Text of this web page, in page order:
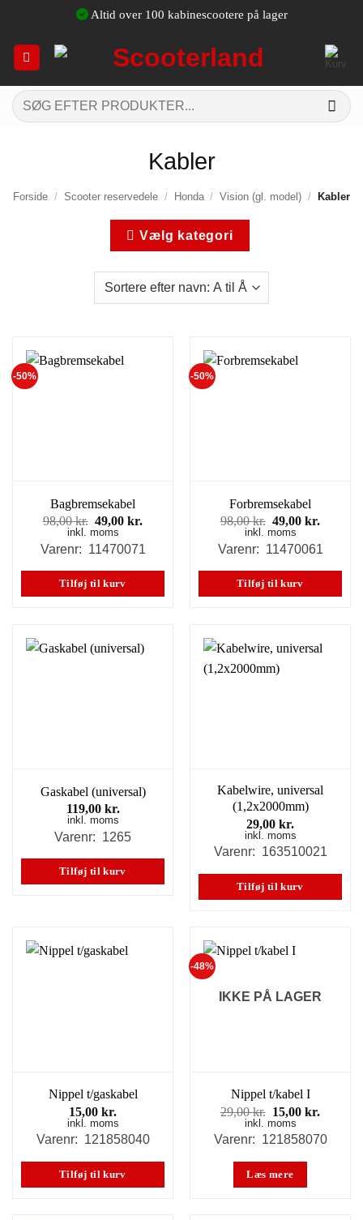
indhold
Altid over 100 kabinescootere på lager
Søg
efter:
Kabler
Forside / Scooter reservedele / Honda / Vision (gl. model) / Kabler
Vælg kategori
-50%
Bagbremsekabel
98,00kr. Den
oprindelige
pris
98,00 kr..
49,00kr.
pris
49,00 kr..
inkl. moms
Varenr: 11470071
Tilføj til kurv
-50%
Forbremsekabel
98,00kr. Den
oprindelige
pris
98,00 kr..
49,00kr.
pris
49,00
inkl. moms
Varenr: 11470061
Tilføj til kurv
Gaskabel (universal)
119,00 kr.
inkl. moms
Varenr: 1265
Tilføj til kurv
Kabelwire, universal
(1,2x2000mm)
29,00 kr.
inkl. moms
Varenr: 163510021
Tilføj til kurv
Nippel t/gaskabel
15,00 kr.
inkl. moms
Varenr: 121858040
Tilføj til kurv
-48%
IKKE PÅ LAGER
Nippel t/kabel I
29,00kr. Den
oprindelige
pris
29,00 kr..
15,00kr.
pris
inkl. moms
Varenr: 121858070
Læs mere